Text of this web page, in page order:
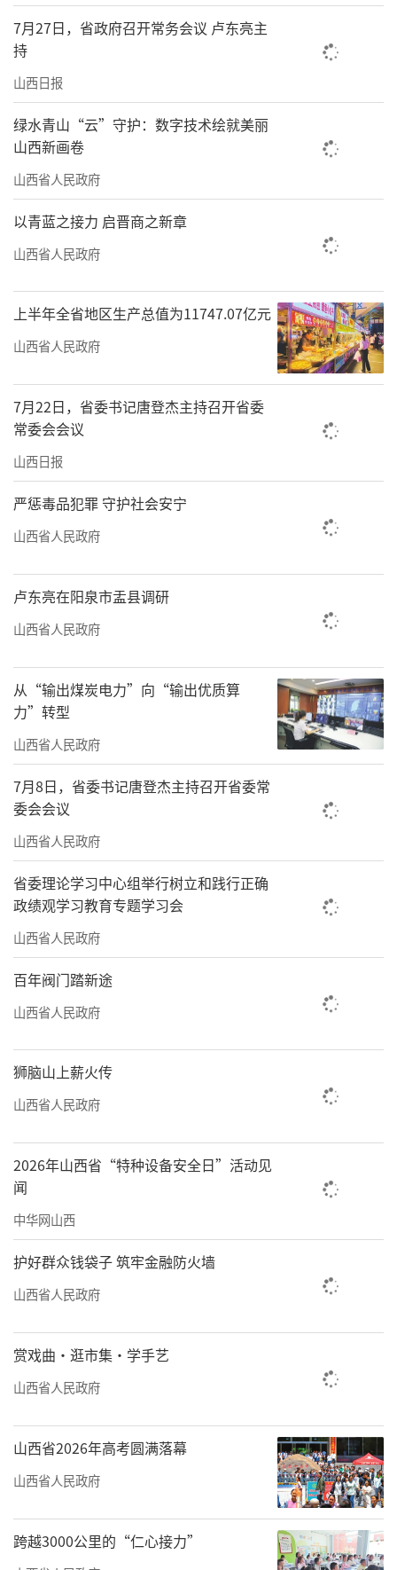
政府、省政协、省法院、省检察院党组坚持以
习近平新时代中国特色社会主义思想为指导，
坚决贯彻落实党中央决策部署及省委工作安
排，扎实开展深入贯彻中央八项规定精神学习
教育，围绕中心、服务大局，履职尽责、积极
作为，推动各方面工作取得新进展新成效。今
年是中国共产党成立105周年，是“十五五”开
局之年。各党组要深入学习贯彻习近平总书记
在中央政治局常务委员会会议上的重要讲话精
面贯彻落实党的二十大和二十届历次全会精
神，充分发挥把方向、管大局、保落实的重要
作用，推动党中央各项决策部署不折不扣在山
西落到实处，以实际行动坚定拥护“两个确
立”、坚决做到“两个维护”。要认真落实省
委十二届十次、十一次全会部署，锚定“十五
五”时期全省经济社会发展目标任务，找准定
位、明确职责，密切配合、形成合力，共同推
进各领域工作，努力实现良好开局。要牢固树
立和践行正确政绩观，坚持为人民出政绩、以
实干出政绩，大兴调查研究之风，落实“四下
基层”制度，深化整治形式主义为基层减负，
入落实新时代党的建设总要求，认真履行全面
从严治党主体责任，进一步加强自身建设，巩
固拓展学习教育成果，一体推进“三不腐”，
以严的基调、严的措施、严的氛围抓班子、带
队伍、正风气，努力营造风清气正的政治生
态。
会议指出，要深入学习贯彻习近平文化思
想，全面落实全国宣传部长会议精神，坚持不
懈用党的创新理论凝心铸魂，严格落实意识形
态工作责任制，巩固壮大自信自强、团结奋进
的主流思想舆论，培育和践行社会主义核心价
值观，着力提升文物保护利用和文化遗产保护
传承水平，扎实推动文旅深度融合发展，加快
建设新时代文化强省，为奋力谱写三晋大地推
进中国式现代化新篇章提供坚强思想保证、强
大精神力量、有利文化条件。
会议听取了2025年全省安全生产形势分析
汇报。指出，要深入学习贯彻习近平总书记关
于安全生产的重要论述，增强“时时放心不
下”的责任感，严格落实安全生产责任制和各
项监管制度，深化治本攻坚三年行动，狠抓重
新赋能本质安全，不断提高防灾减灾救灾能
力，坚决防范和遏制重特大事故发生，为“十
会议听取了2025年全省社会稳定形势分析
汇报。指出，要深入贯彻总体国家安全观，坚
持在发展中固安全、在安全中谋发展，把捍卫
政治安全摆在首位，提高公共安全治理水平，
7月27日，省政府召开常务会议 卢东亮主
持
山西日报
绿水青山“云”守护：数字技术绘就美丽
山西新画卷
山西省人民政府
以青蓝之接力 启晋商之新章
山西省人民政府
上半年全省地区生产总值为11747.07亿元
山西省人民政府
7月22日，省委书记唐登杰主持召开省委
常委会会议
山西日报
严惩毒品犯罪 守护社会安宁
山西省人民政府
卢东亮在阳泉市盂县调研
山西省人民政府
从“输出煤炭电力”向“输出优质算
力”转型
山西省人民政府
7月8日，省委书记唐登杰主持召开省委常
委会会议
山西省人民政府
省委理论学习中心组举行树立和践行正确
政绩观学习教育专题学习会
山西省人民政府
百年阀门踏新途
山西省人民政府
狮脑山上薪火传
山西省人民政府
2026年山西省“特种设备安全日”活动见
闻
中华网山西
护好群众钱袋子 筑牢金融防火墙
山西省人民政府
赏戏曲·逛市集·学手艺
山西省人民政府
山西省2026年高考圆满落幕
山西省人民政府
跨越3000公里的“仁心接力”